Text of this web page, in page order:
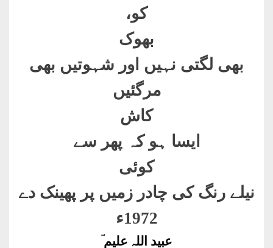
کو،
بھوک
بھی لگتی نہیں اور شہوتیں بھی
مرگئیں
کاش
ایسا ہو کہ پھر سے
کوئی
نیلے رنگ کی چادر زمیں پر پھینک دے
1972ء
عبید اللہ علیم ؔ